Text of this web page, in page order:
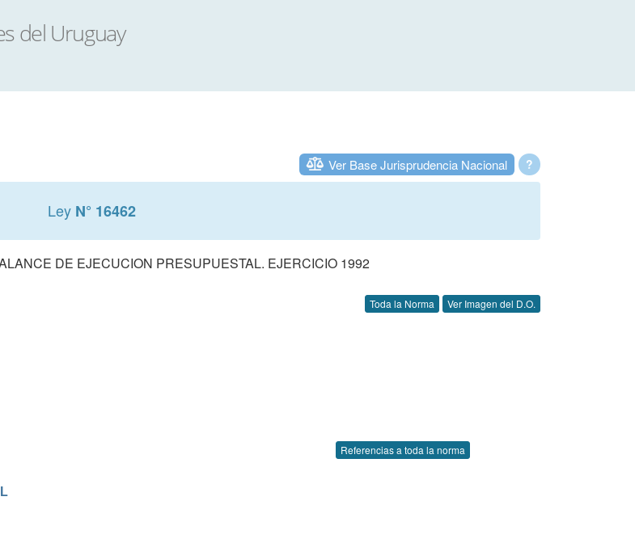
?
Ver Base Jurisprudencia Nacional
Ley N° 16462
DE EJECUCION PRESUPUESTAL. EJERCICIO 1992
Toda la Norma Ver Imagen del D.O.
Referencias a toda la norma